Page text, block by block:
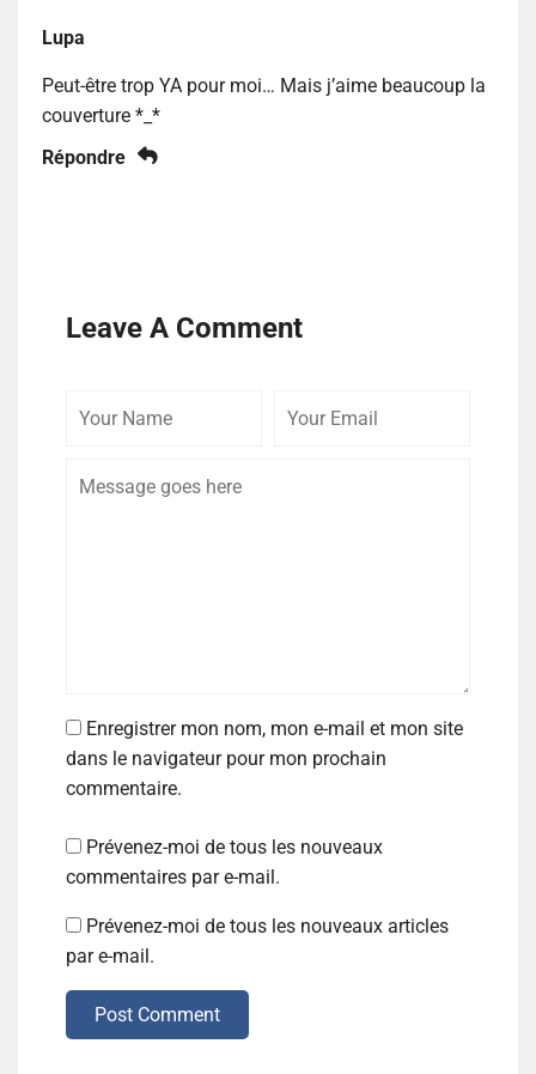
Lupa
Peut-être trop YA pour moi… Mais j’aime beaucoup la
couverture *_*
Répondre
Leave A Comment
Enregistrer mon nom, mon e-mail et mon site
dans le navigateur pour mon prochain
commentaire.
Prévenez-moi de tous les nouveaux
commentaires par e-mail.
Prévenez-moi de tous les nouveaux articles
par e-mail.
Post Comment